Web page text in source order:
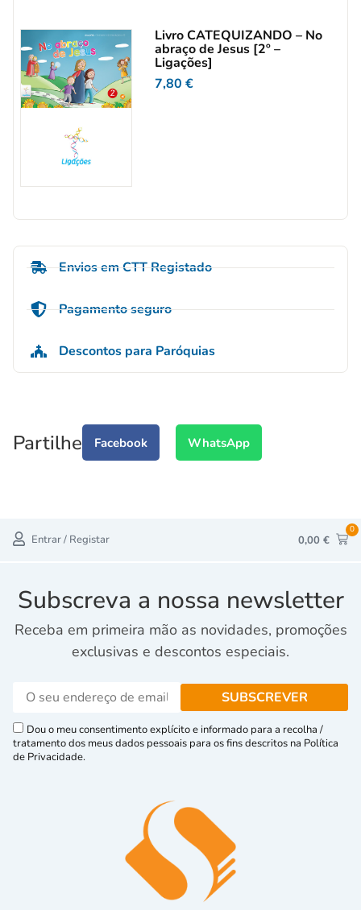
Livro CATEQUIZANDO – No
abraço de Jesus [2º –
Ligações]
7,80€
Envios em CTT Registado
Pagamento seguro
Descontos para Paróquias
Partilhe Facebook WhatsApp
Entrar / Registar 0,00 €
0
Subscreva a nossa newsletter
Receba em primeira mão as novidades, promoções
exclusivas e descontos especiais.
Dou o meu consentimento explícito e informado para a recolha /
tratamento dos meus dados pessoais para os fins descritos na Política
de Privacidade.